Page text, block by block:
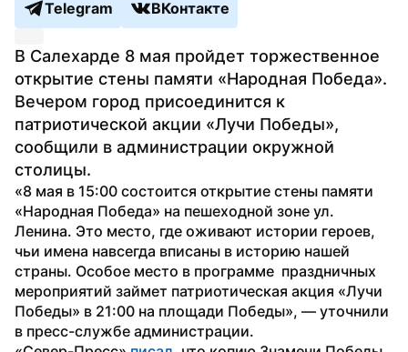
Telegram
ВКонтакте
В Салехарде 8 мая пройдет торжественное
открытие стены памяти «Народная Победа».
Вечером город присоединится к
патриотической акции «Лучи Победы»,
сообщили в администрации окружной
столицы.
«8 мая в 15:00 состоится открытие стены памяти
«Народная Победа» на пешеходной зоне ул.
Ленина. Это место, где оживают истории героев,
чьи имена навсегда вписаны в историю нашей
страны. Особое место в программе  праздничных
мероприятий займет патриотическая акция «Лучи
Победы» в 21:00 на площади Победы», — уточнили
в пресс-службе администрации.